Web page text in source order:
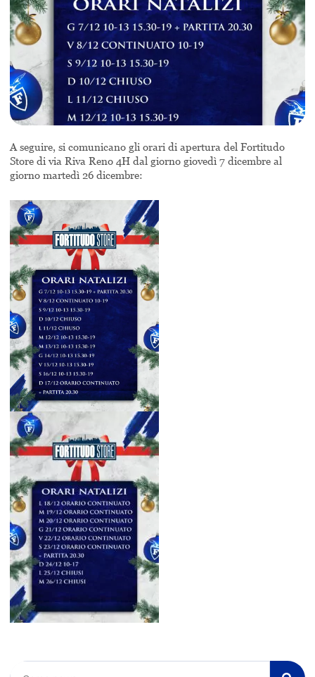
A seguire, si comunicano gli orari di apertura del Fortitudo
Store di via Riva Reno 4H dal giorno giovedì 7 dicembre al
giorno martedì 26 dicembre: